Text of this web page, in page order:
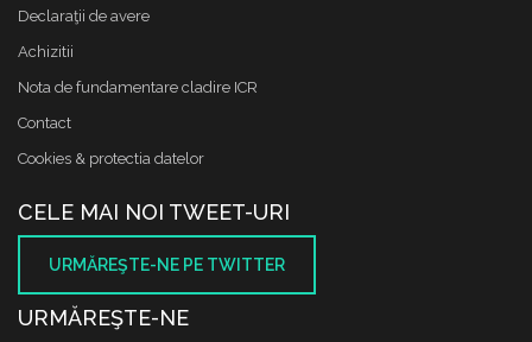
Declaraţii de avere
Achizitii
Nota de fundamentare cladire ICR
Contact
Cookies & protectia datelor
CELE MAI NOI TWEET-URI
URMĂREŞTE-NE PE TWITTER
URMĂREŞTE-NE